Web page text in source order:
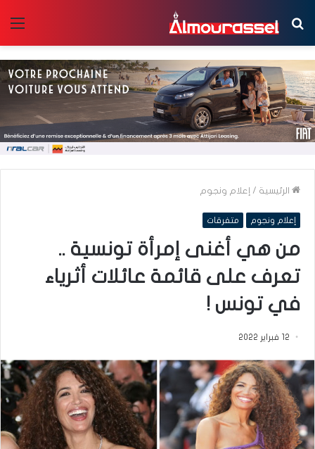
بحث
عن
الرئيسية / إعلام ونجوم
إعلام ونجوم متفرقات
من هي أغنى إمرأة تونسية ..
تعرف على قائمة عائلات أثرياء
في تونس !
12 فبراير 2022